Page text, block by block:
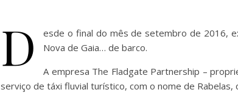
D
esde o final do mês de setembro de 2016,
Nova de Gaia… de barco.
A empresa The Fladgate Partnership –
serviço de táxi fluvial turístico, com o nome de